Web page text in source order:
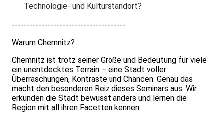
Technologie- und Kulturstandort?
--------------------------------------
Warum Chemnitz?
Chemnitz ist trotz seiner Größe und Bedeutung für viele
ein unentdecktes Terrain – eine Stadt voller
Überraschungen, Kontraste und Chancen. Genau das
macht den besonderen Reiz dieses Seminars aus: Wir
erkunden die Stadt bewusst anders und lernen die
Region mit all ihren Facetten kennen.